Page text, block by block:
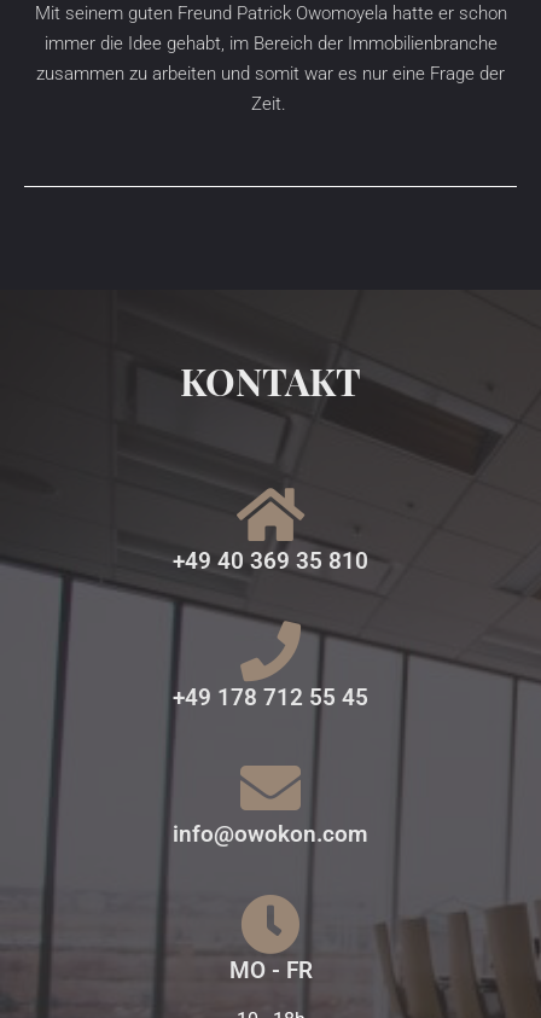
Mit seinem guten Freund Patrick Owomoyela hatte er schon
immer die Idee gehabt, im Bereich der Immobilienbranche
zusammen zu arbeiten und somit war es nur eine Frage der
Zeit.
KONTAKT
+49 40 369 35 810
+49 178 712 55 45
info@owokon.com
MO - FR